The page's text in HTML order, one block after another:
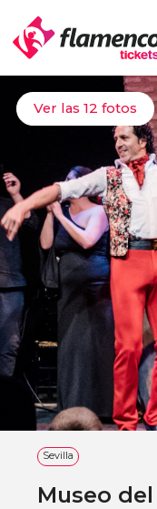
Ver las 12 fotos
Sevilla
Museo